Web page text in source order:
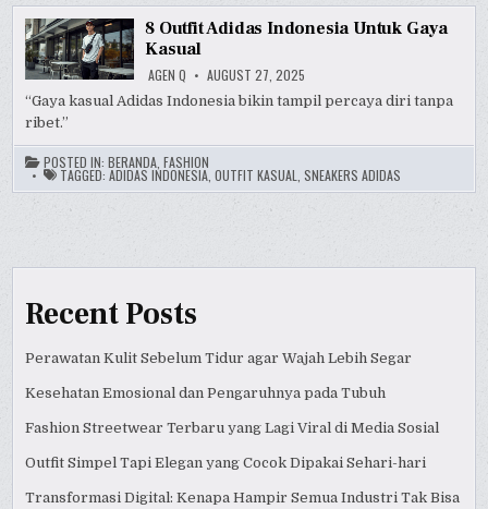
8 Outfit Adidas Indonesia Untuk Gaya
Kasual
AGEN Q AUGUST 27, 2025
“Gaya kasual Adidas Indonesia bikin tampil percaya diri tanpa
ribet.”
POSTED IN:BERANDA ,FASHION
TAGGED:ADIDAS INDONESIA ,OUTFIT KASUAL ,SNEAKERS ADIDAS
Recent Posts
Perawatan Kulit Sebelum Tidur agar Wajah Lebih Segar
Kesehatan Emosional dan Pengaruhnya pada Tubuh
Fashion Streetwear Terbaru yang Lagi Viral di Media Sosial
Outfit Simpel Tapi Elegan yang Cocok Dipakai Sehari-hari
Transformasi Digital: Kenapa Hampir Semua Industri Tak Bisa